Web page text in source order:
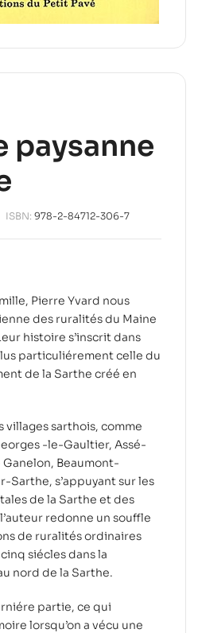
paysanne
ISBN: 978-2-84712-306-7
Pierre Yvard nous
des ruralités du Maine
histoire s’inscrit dans
particuliérement celle du
de la Sarthe créé en
villages sarthois, comme
-le-Gaultier, Assé-
Beaumont-
Sarthe, s’appuyant sur les
de la Sarthe et des
redonne un souffle
de ruralités ordinaires
siécles dans la
nord de la Sarthe.
partie, ce qui
lorsqu’on a vécu une